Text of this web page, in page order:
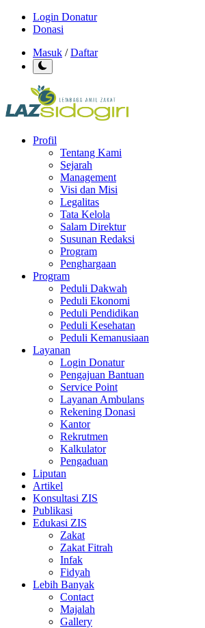
Login Donatur
Donasi
Masuk /Daftar
Profil
Tentang Kami
Sejarah
Management
Visi dan Misi
Legalitas
Tata Kelola
Salam Direktur
Susunan Redaksi
Program
Penghargaan
Program
Peduli Dakwah
Peduli Ekonomi
Peduli Pendidikan
Peduli Kesehatan
Peduli Kemanusiaan
Layanan
Login Donatur
Pengajuan Bantuan
Service Point
Layanan Ambulans
Rekening Donasi
Kantor
Rekrutmen
Kalkulator
Pengaduan
Liputan
Artikel
Konsultasi ZIS
Publikasi
Edukasi ZIS
Zakat
Zakat Fitrah
Infak
Fidyah
Lebih Banyak
Contact
Majalah
Gallery